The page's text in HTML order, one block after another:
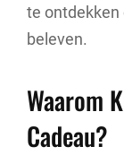
te ontdekken
beleven.
Waarom
Cadeau?